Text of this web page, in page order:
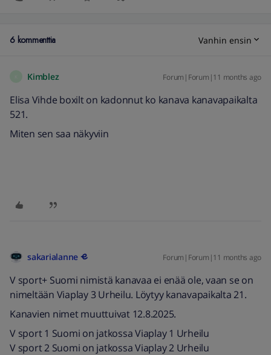
6 kommenttia Vanhin ensin
Kimblez Forum|Forum|11 months ago
Elisa Vihde boxilt on kadonnut ko kanava kanavapaikalta
521.
Miten sen saa näkyviin
sakarialanne Forum|Forum|11 months ago
V sport+ Suomi nimistä kanavaa ei enää ole, vaan se on
nimeltään Viaplay 3 Urheilu. Löytyy kanavapaikalta 21.
Kanavien nimet muuttuivat 12.8.2025.
V sport 1 Suomi on jatkossa Viaplay 1 Urheilu
V sport 2 Suomi on jatkossa Viaplay 2 Urheilu